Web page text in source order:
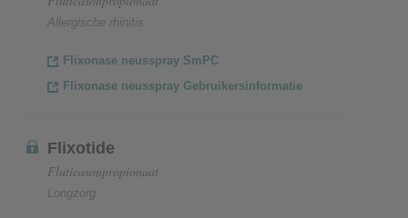
Allergische rhinitis
Flixonase neusspray SmPC
Flixonase neusspray Gebruikersinformatie
Flixotide
Fluticasonpropionaat
Longzorg